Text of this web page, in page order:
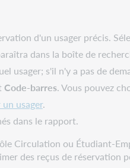
d'un usager précis.
dans la boîte de
usager; s'il n'y a pas de
Code-barres. Vous pouvez
usager.
dans le rapport.
Circulation ou Étudiant-
des reçus de réservation